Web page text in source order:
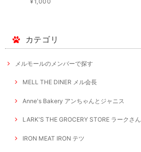
カテゴリ
メルモールのメンバーで探す
MELL THE DINER メル会長
Anne's Bakery アンちゃんとジャニス
LARK'S THE GROCERY STORE ラークさん
IRON MEAT IRON テツ